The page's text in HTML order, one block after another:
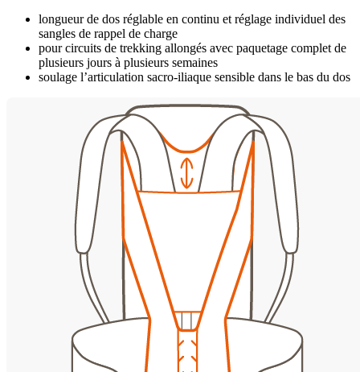
longueur de dos réglable en continu et réglage individuel des
sangles de rappel de charge
pour circuits de trekking allongés avec paquetage complet de
plusieurs jours à plusieurs semaines
soulage l’articulation sacro-iliaque sensible dans le bas du dos